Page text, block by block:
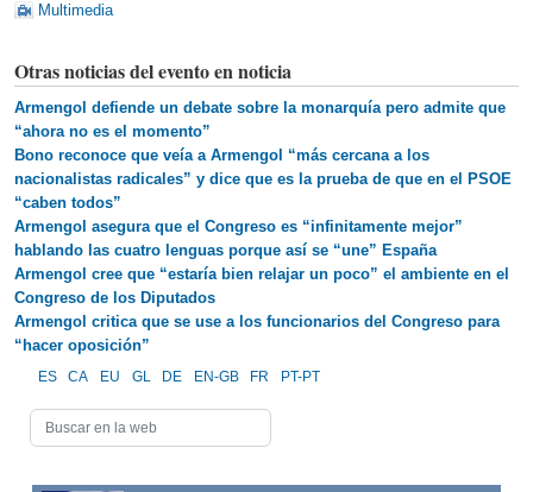
Multimedia
Otras noticias del evento en noticia
Armengol defiende un debate sobre la monarquía pero admite que
“ahora no es el momento”
Bono reconoce que veía a Armengol “más cercana a los
nacionalistas radicales” y dice que es la prueba de que en el PSOE
“caben todos”
Armengol asegura que el Congreso es “infinitamente mejor”
hablando las cuatro lenguas porque así se “une” España
Armengol cree que “estaría bien relajar un poco” el ambiente en el
Congreso de los Diputados
Armengol critica que se use a los funcionarios del Congreso para
“hacer oposición”
ES CA EU GL DE EN-GB FR PT-PT